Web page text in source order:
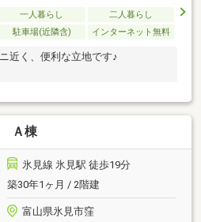
一人暮らし
二人暮らし
駐車場(近隣含) インターネット無料
近く、便利な立地です♪
Ａ棟
氷見線 氷見駅 徒歩19分
築30年1ヶ月 / 2階建
富山県氷見市窪